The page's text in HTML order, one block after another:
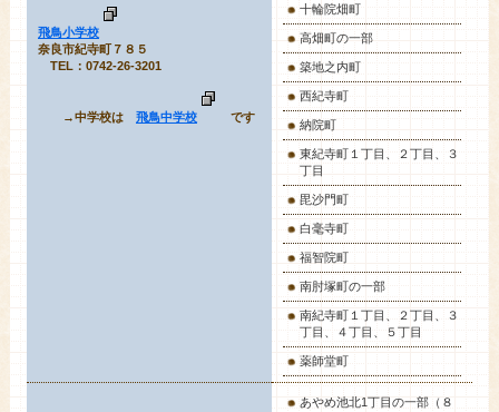
飛鳥小学校
奈良市紀寺町７８５
TEL：0742-26-3201
→中学校は 飛鳥中学校 です
十輪院畑町
高畑町の一部
築地之内町
西紀寺町
納院町
東紀寺町１丁目、２丁目、３
丁目
毘沙門町
白毫寺町
福智院町
南肘塚町の一部
南紀寺町１丁目、２丁目、３
丁目、４丁目、５丁目
薬師堂町
あやめ池北1丁目の一部（８